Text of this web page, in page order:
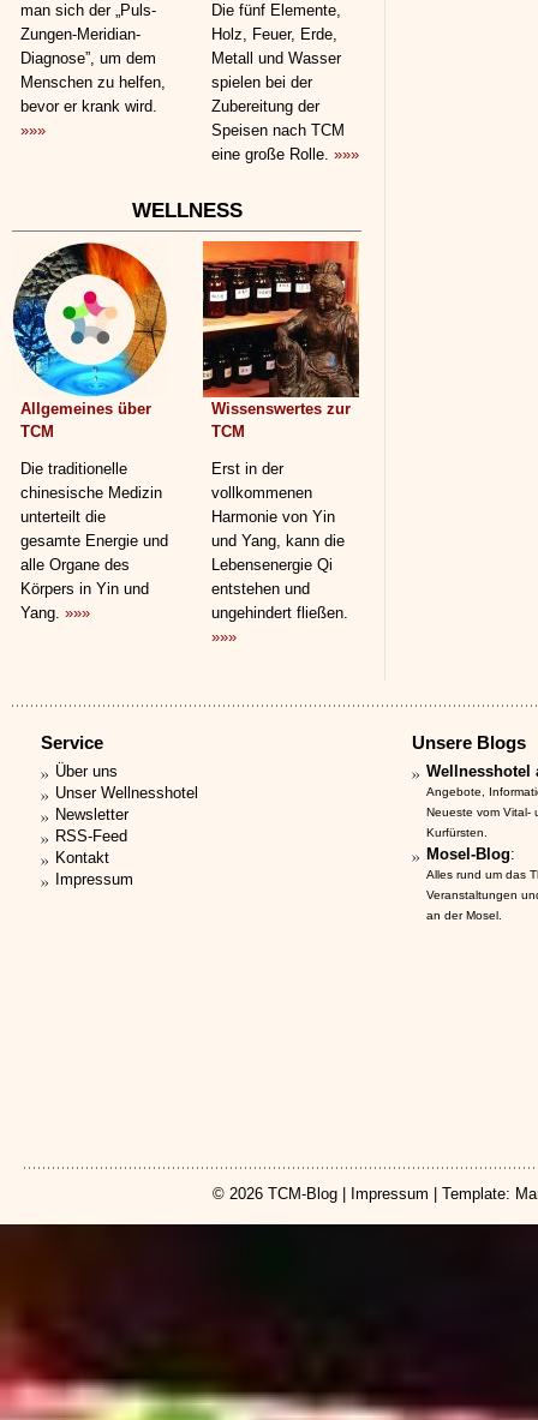
man sich der „Puls-
Zungen-Meridian-
Diagnose”, um dem
Menschen zu helfen,
bevor er krank wird.
»»»
Die fünf Elemente,
Holz, Feuer, Erde,
Metall und Wasser
spielen bei der
Zubereitung der
Speisen nach TCM
eine große Rolle. »»»
WELLNESS
Allgemeines über
TCM
Die traditionelle
chinesische Medizin
unterteilt die
gesamte Energie und
alle Organe des
Körpers in Yin und
Yang. »»»
Wissenswertes zur
TCM
Erst in der
vollkommenen
Harmonie von Yin
und Yang, kann die
Lebensenergie Qi
entstehen und
ungehindert fließen.
»»»
Service
Über uns
Unser Wellnesshotel
Newsletter
RSS-Feed
Kontakt
Impressum
Unsere Blogs
Wellnesshotel
Angebote,
Neueste vom Vital-
Kurfürsten.
Mosel-Blog:
Alles rund um das
Veranstaltungen
an der Mosel.
© 2026 TCM-Blog| Impressum | Template: